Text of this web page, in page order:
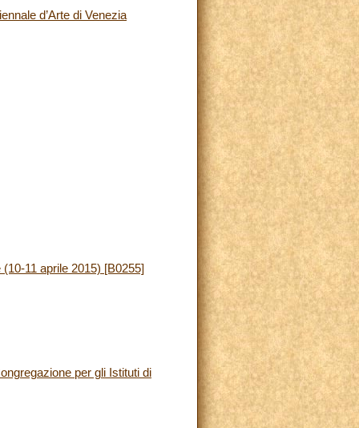
d’Arte di Venezia
11 aprile 2015) [B0255]
per gli Istituti di